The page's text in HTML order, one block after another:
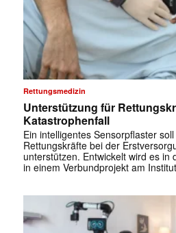
Rettungsmedizin
Unterstützung für
Katastrophenfall
Ein intelligentes Sensorpflaster
Rettungskräfte bei der
unterstützen. Entwickelt wird es in
in einem Verbundprojekt am